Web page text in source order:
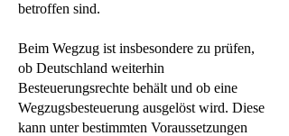
betroffen sind.
Beim Wegzug ist insbesondere zu prüfen,
ob Deutschland weiterhin
Besteuerungsrechte behält und ob eine
Wegzugsbesteuerung ausgelöst wird. Diese
kann unter bestimmten Voraussetzungen